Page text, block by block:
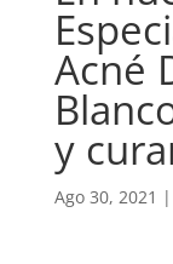
Acné
y
Ago 30, 2021 |